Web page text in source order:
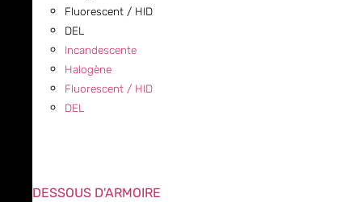
Fluorescent / HID
DEL
Incandescente
Halogène
Fluorescent / HID
DEL
DESSOUS D'ARMOIRE